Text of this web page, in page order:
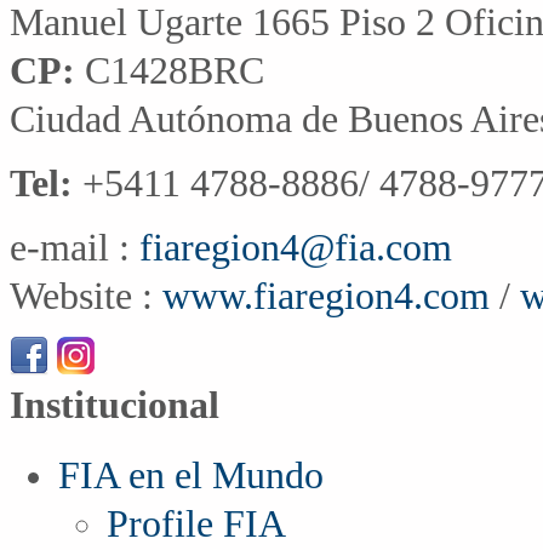
Manuel Ugarte 1665 Piso 2
CP: C1428BRC
Ciudad Autónoma de Buenos
Tel: +5411 4788-8886/ 4788-
e-mail : fiaregion4@fia.com
Website : www.fiaregion4.com /
Institucional
FIA en el Mundo
Profile FIA